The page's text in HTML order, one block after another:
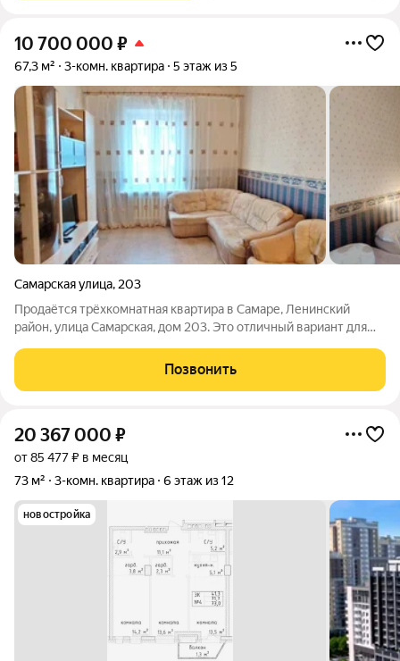
10 700 000 ₽
67,3 м² 3-комн. квартира 5 этаж из 5
Самарская улица, 203
Продаётся трёхкомнатная квартира в Самаре, Ленинский
район, улица Самарская, дом 203. Это отличный вариант для
расположена на пятом этаже пятиэтажного дома сталинской
постройки. Дом выполнен из
Позвонить
20 367 000 ₽
от 85 477 ₽ в месяц
73 м²
3-комн. квартира 6 этаж из 12
новостройка